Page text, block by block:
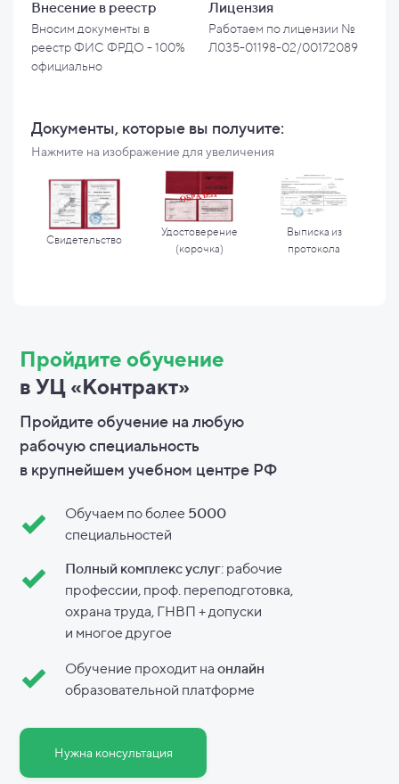
Внесение в реестр
Вносим документы в
реестр ФИС ФРДО - 100%
официально
Лицензия
Работаем по лицензии №
Л035-01198-02/00172089
Документы, которые вы получите:
Нажмите на изображение для увеличения
Свидетельство
Удостоверение
(корочка)
Выписка из
протокола
Пройдите обучение
в УЦ «Контракт»
Нужна консультация
Пройдите обучение на любую
рабочую специальность
в крупнейшем учебном центре РФ
Обучаем по более 5000
специальностей
Обучение проходит наонлайн
образовательной платформе
Полный комплекс услуг: рабочие
профессии, проф. переподготовка,
охрана труда, ГНВП + допуски
и многое другое